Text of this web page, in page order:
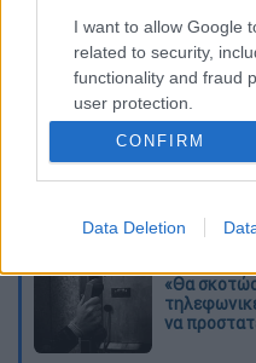
I want to allow Google
related to security,
functionality and fraud
user protection.
CONFIRM
Data Deletion
Διαβάστε ακόμη
«Δεν
κατέθεσαν
σύγκρουση
Μακελειό
«Θα
να